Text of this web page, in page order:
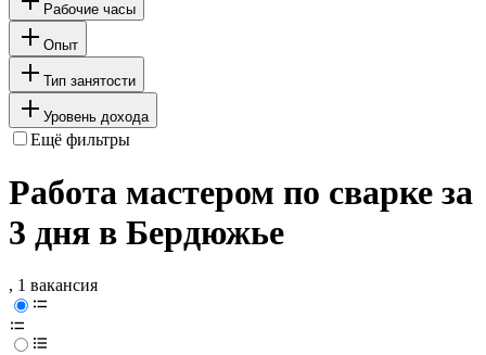
Рабочие часы
Опыт
Тип занятости
Уровень дохода
Ещё фильтры
Работа мастером по сварке за
3 дня в Бердюжье
, 1 вакансия